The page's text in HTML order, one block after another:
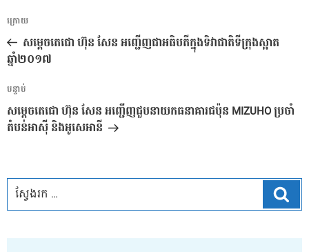
ការ​
នាំទិស​
ប្រកាស
អត្ថបទ
មុន
ក្រោយ
សម្តេចតេជោ ហ៊ុន សែន អញ្ជើញជាអធិបតីក្នុងទិវាជាតិទីក្រុងស្អាត
ឆ្នាំ២០១៧
អត្ថបទ
បន្ទាប់
បន្ទាប់
សម្តេចតេជោ ហ៊ុន សែន អញ្ជើញជួបនាយកធនាគារជប៉ុន MIZUHO ប្រចាំ
តំបន់អាស៊ី និងអូសេអានី